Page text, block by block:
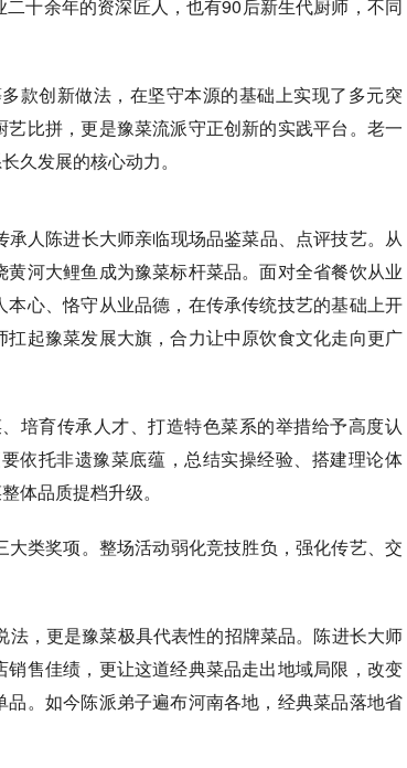
十余年的资深匠人，也有90后新生代厨师，不同
款创新做法，在坚守本源的基础上实现了多元突
比拼，更是豫菜流派守正创新的实践平台。老一
久发展的核心动力。
人陈进长大师亲临现场品鉴菜品、点评技艺。从
河大鲤鱼成为豫菜标杆菜品。面对全省餐饮从业
心、恪守从业品德，在传承传统技艺的基础上开
起豫菜发展大旗，合力让中原饮食文化走向更广
培育传承人才、打造特色菜系的举措给予高度认
依托非遗豫菜底蕴，总结实操经验、搭建理论体
体品质提档升级。
类奖项。整场活动弱化竞技胜负，强化传艺、交
，更是豫菜极具代表性的招牌菜品。陈进长大师
售佳绩，更让这道经典菜品走出地域局限，改变
。如今陈派弟子遍布河南各地，经典菜品落地省